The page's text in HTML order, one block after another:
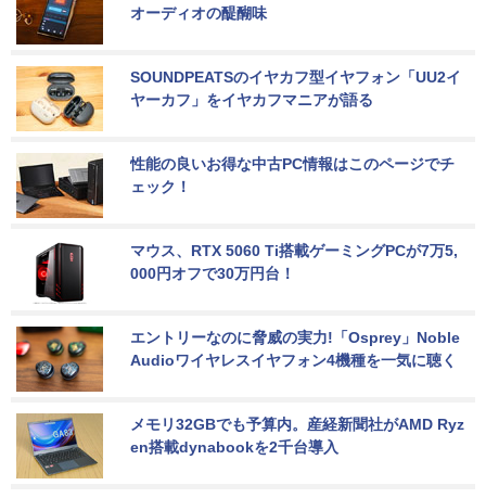
オーディオの醍醐味
SOUNDPEATSのイヤカフ型イヤフォン「UU2イ
ヤーカフ」をイヤカフマニアが語る
性能の良いお得な中古PC情報はこのページでチ
ェック！
マウス、RTX 5060 Ti搭載ゲーミングPCが7万5,
000円オフで30万円台！
エントリーなのに脅威の実力!「Osprey」Noble
Audioワイヤレスイヤフォン4機種を一気に聴く
メモリ32GBでも予算内。産経新聞社がAMD Ryz
en搭載dynabookを2千台導入